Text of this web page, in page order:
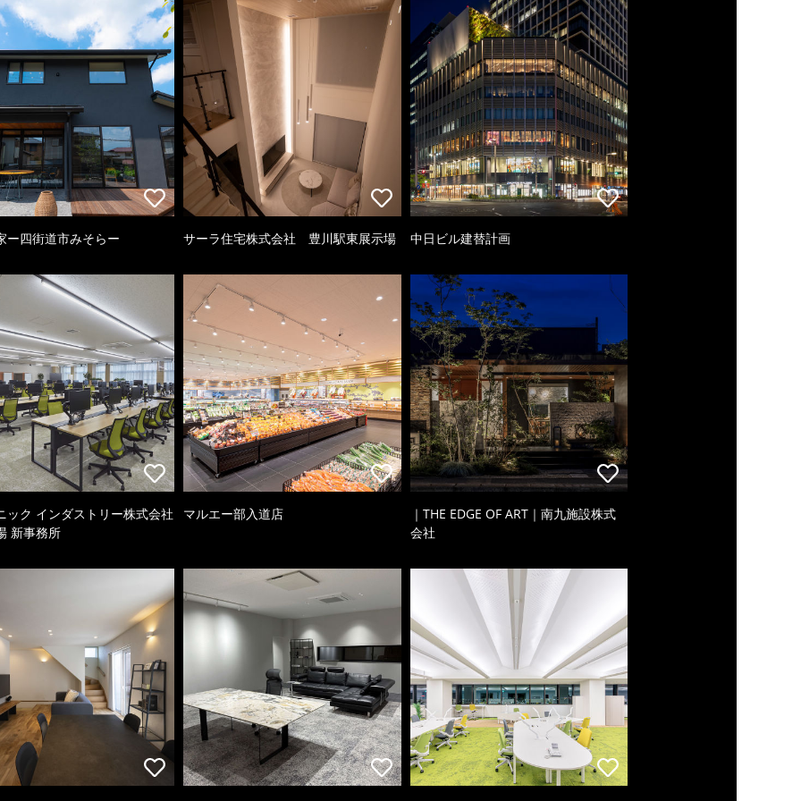
ー四街道市みそらー サーラ住宅株式会社 豊川駅東展示場 中日ビル建替計画
ック インダストリー株式会社
新事務所
マルエー部入道店
｜THE EDGE OF ART｜南九施設株式
会社